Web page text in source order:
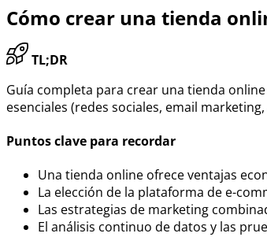
Cómo crear una tienda
TL;DR
Guía completa para crear una tienda
esenciales (redes sociales, email
Puntos clave para recordar
Una tienda online ofrece ventajas
La elección de la plataforma de e-
Las estrategias de marketing
El análisis continuo de datos y las